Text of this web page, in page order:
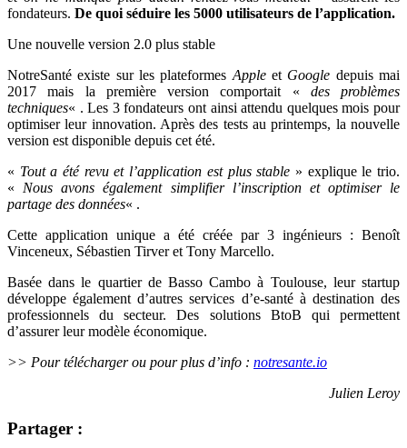
fondateurs. De quoi séduire les 5000 utilisateurs de l’application.
Une nouvelle version 2.0 plus stable
NotreSanté existe sur les plateformes Appleet Google depuis mai
2017 mais la première version comportait « des problèmes
techniques« . Les 3 fondateurs ont ainsi attendu quelques mois pour
optimiser leur innovation. Après des tests au printemps, la nouvelle
version est disponible depuis cet été.
« Tout a été revu et l’application est plus stable » explique le trio.
« Nous avons également simplifier l’inscription et optimiser le
partage des données« .
Cette application unique a été créée par 3 ingénieurs : Benoît
Vinceneux, Sébastien Tirver et Tony Marcello.
Basée dans le quartier de Basso Cambo à Toulouse, leur startup
développe également d’autres services d’e-santé à destination des
professionnels du secteur. Des solutions BtoB qui permettent
d’assurer leur modèle économique.
>> Pour télécharger ou pour plus d’info : notresante.io
Julien Leroy
Partager :